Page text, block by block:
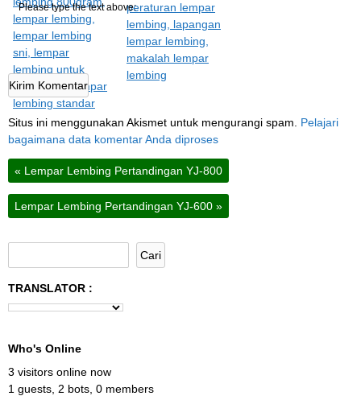
Please type the text above:
Situs ini menggunakan Akismet untuk mengurangi spam. Pelajari
bagaimana data komentar Anda diproses
« Lempar Lembing Pertandingan YJ-800
Lempar Lembing Pertandingan YJ-600 »
TRANSLATOR :
Who's Online
3 visitors online now
1 guests, 2 bots, 0 members